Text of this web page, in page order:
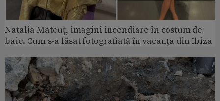
Natalia Mateuț, imagini incendiare în costum de
baie. Cum s-a lăsat fotografiată în vacanța din Ibiza